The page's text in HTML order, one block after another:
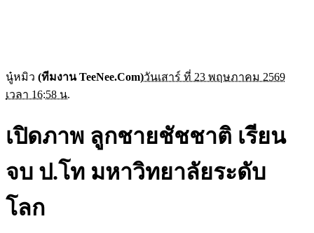
นู๋หมิว (ทีมงาน TeeNee.Com)วันเสาร์ ที่ 23 พฤษภาคม 2569
เวลา 16:58 น.
เปิดภาพ ลูกชายชัชชาติ เรียน
จบ ป.โท มหาวิทยาลัยระดับ
โลก